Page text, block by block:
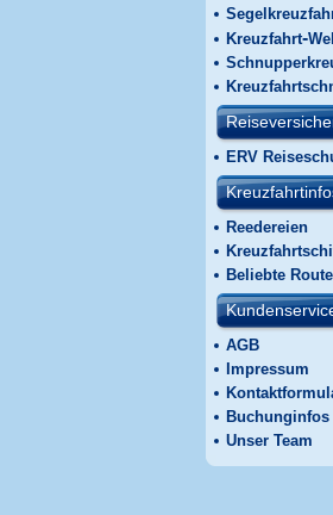
Kreuzfahrt-
ERV
Reedereien
Beliebte
AGB
Impressum
Buchunginfos
Unser Team